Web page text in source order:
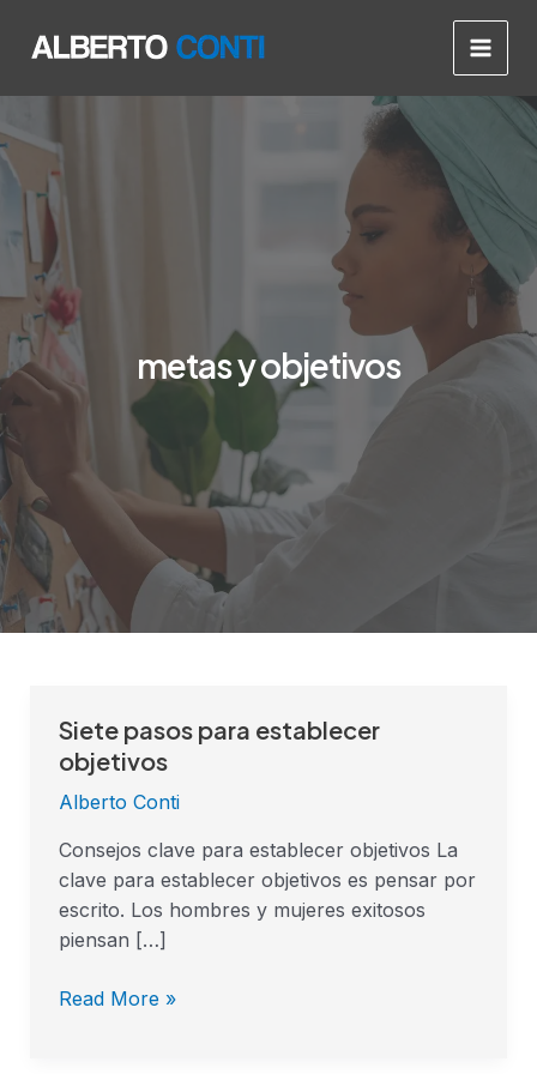
Main
metas y objetivos
Siete pasos para establecer
objetivos
Alberto Conti
Consejos clave para establecer objetivos La
clave para establecer objetivos es pensar por
escrito. Los hombres y mujeres exitosos
piensan […]
Siete
pasos
objetivos
Read More »